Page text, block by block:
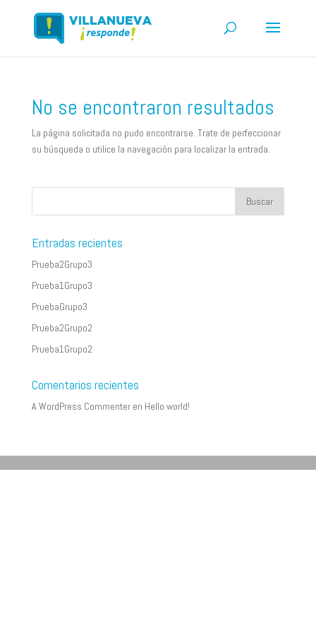
No se encontraron resultados
La página solicitada no pudo encontrarse. Trate de perfeccionar
su búsqueda o utilice la navegación para localizar la entrada.
Entradas recientes
Prueba2Grupo3
Prueba1Grupo3
PruebaGrupo3
Prueba2Grupo2
Prueba1Grupo2
Comentarios recientes
A WordPress Commenteren Hello world!